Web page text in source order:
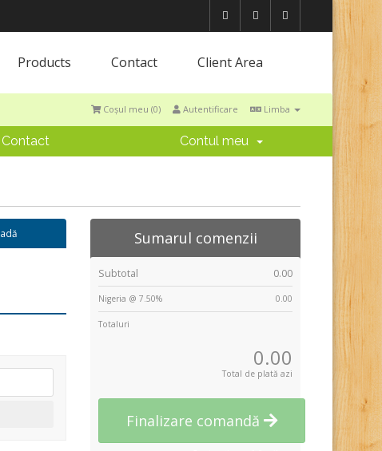
Products Contact Client Area
Limba
Autentificare
Coșul meu (0)
Contact Contul meu
Sumarul comenzii
Subtotal 0.00
Nigeria @ 7.50% 0.00
Totaluri
0.00
Total de plată azi
Finalizare comandă